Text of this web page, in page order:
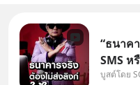
“ธนาค
SMS ห
อ้างว่า
บูสต์โดย